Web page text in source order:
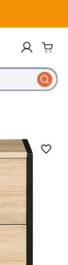
favorite_border